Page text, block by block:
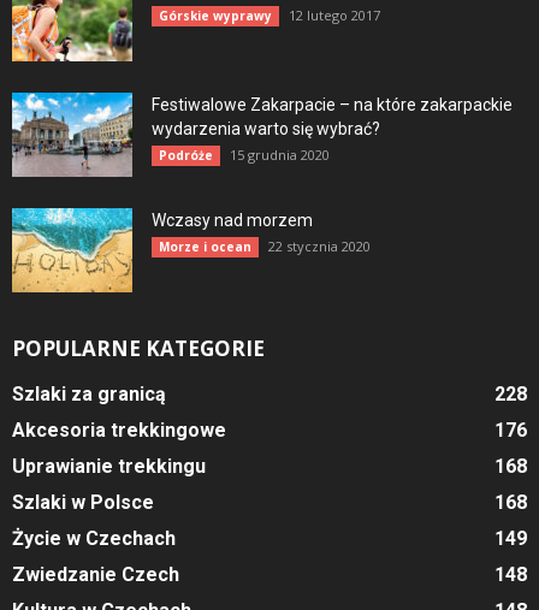
Górskie wyprawy 12 lutego 2017
Festiwalowe Zakarpacie – na które zakarpackie
wydarzenia warto się wybrać?
Podróże 15 grudnia 2020
Wczasy nad morzem
Morze i ocean 22 stycznia 2020
POPULARNE KATEGORIE
Szlaki za granicą
228
Akcesoria trekkingowe
176
Uprawianie trekkingu
168
Szlaki w Polsce
168
Życie w Czechach
149
Zwiedzanie Czech
148